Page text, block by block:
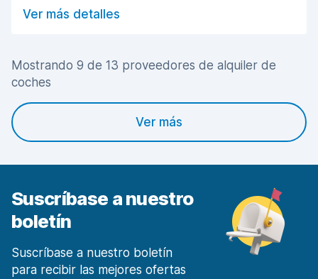
Estado del vehículo
Ver más detalles
Mostrando 9 de 13 proveedores de alquiler de
coches
Ver más
Suscríbase a nuestro
boletín
Suscríbase a nuestro boletín
para recibir las mejores ofertas